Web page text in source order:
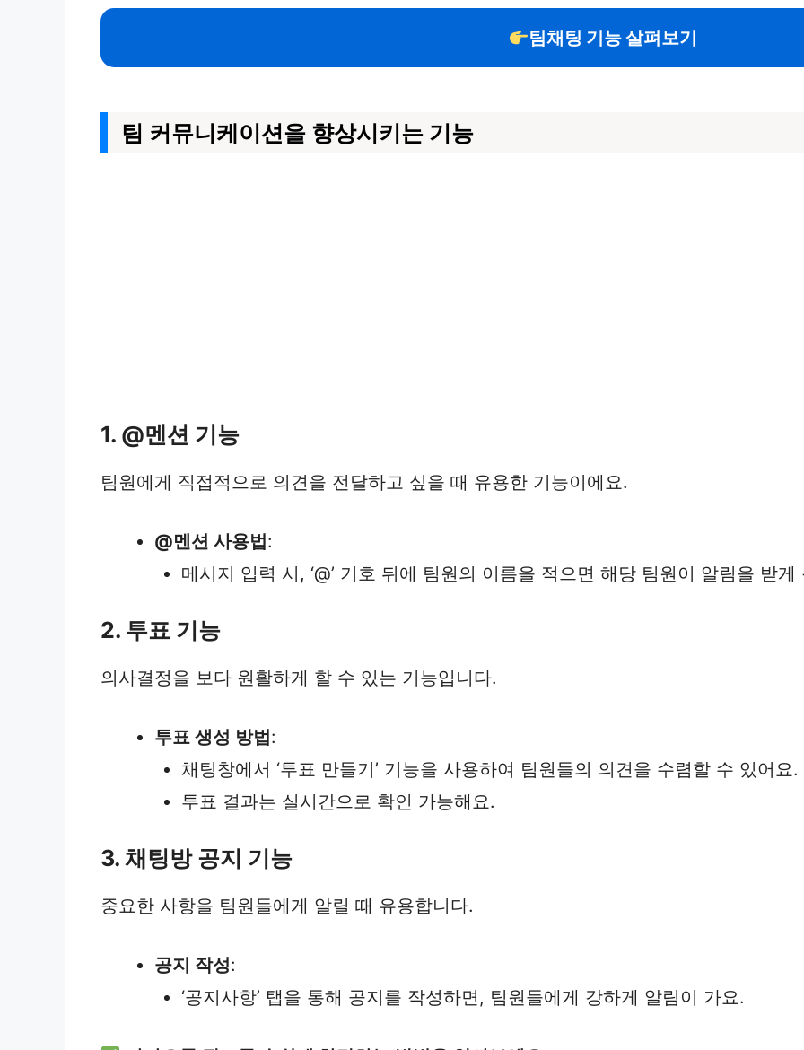
팀채팅 기능 살펴보기
팀 커뮤니케이션을 향상시키는 기능
1. @멘션 기능
팀원에게 직접적으로 의견을 전달하고 싶을 때 유용한 기능이에요.
@멘션 사용법:
메시지 입력 시, ‘@’ 기호 뒤에 팀원의 이름을 적으면 해당 팀원이 알림을 받게
2. 투표 기능
의사결정을 보다 원활하게 할 수 있는 기능입니다.
투표 생성 방법:
채팅창에서 ‘투표 만들기’ 기능을 사용하여 팀원들의 의견을 수렴할 수 있어요.
투표 결과는 실시간으로 확인 가능해요.
3. 채팅방 공지 기능
중요한 사항을 팀원들에게 알릴 때 유용합니다.
공지 작성:
‘공지사항’ 탭을 통해 공지를 작성하면, 팀원들에게 강하게 알림이 가요.